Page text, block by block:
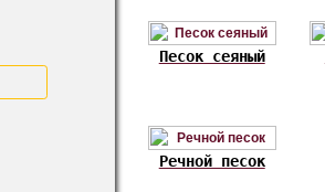
Песок сеяный
Речной песок